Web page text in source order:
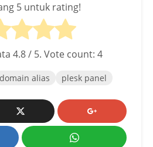
5 untuk rating!
4.8/ 5. Vote count: 4
domain alias plesk panel